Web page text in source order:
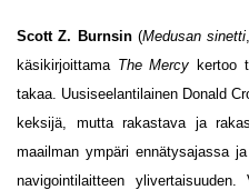
Scott Z. Burnsin(Medusan sinetti
käsikirjoittama The Mercy kertoo
takaa. Uusiseelantilainen Donald
keksijä, mutta rakastava ja
maailman ympäri ennätysajassa
navigointilaitteen